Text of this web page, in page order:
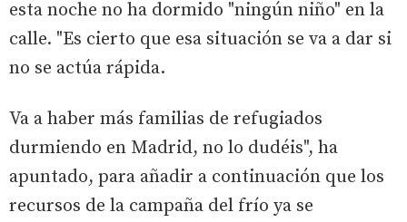
esta noche no ha dormido "ningún niño" en la
calle. "Es cierto que esa situación se va a dar si
no se actúa rápida.
Va a haber más familias de refugiados
durmiendo en Madrid, no lo dudéis", ha
apuntado, para añadir a continuación que los
recursos de la campaña del frío ya se